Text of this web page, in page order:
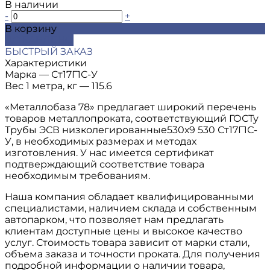
В наличии
-
+
В корзину
БЫСТРЫЙ ЗАКАЗ
Характеристики
Марка — Ст17Г1С-У
Вес 1 метра, кг — 115.6
«Металлобаза 78» предлагает широкий перечень
товаров металлопроката, соответствующий ГОСТу
Трубы ЭСВ низколегированные530х9 530 Ст17Г1С-
У, в необходимых размерах и методах
изготовления. У нас имеется сертификат
подтверждающий соответствие товара
необходимым требованиям.
Наша компания обладает квалифицированными
специалистами, наличием склада и собственным
автопарком, что позволяет нам предлагать
клиентам доступные цены и высокое качество
услуг. Стоимость товара зависит от марки стали,
объема заказа и точности проката. Для получения
подробной информации о наличии товара,